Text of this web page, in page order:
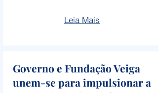
Leia Mais
Governo e Fundação Veiga
unem-se para impulsionar a